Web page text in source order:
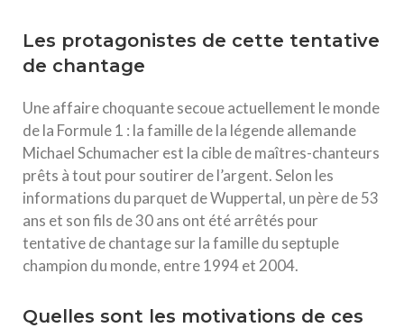
Les protagonistes de cette tentative
de chantage
Une affaire choquante secoue actuellement le monde
de la Formule 1 : la famille de la légende allemande
Michael Schumacher est la cible de maîtres-chanteurs
prêts à tout pour soutirer de l’argent. Selon les
informations du parquet de Wuppertal, un père de 53
ans et son fils de 30 ans ont été arrêtés pour
tentative de chantage sur la famille du septuple
champion du monde, entre 1994 et 2004.
Quelles sont les motivations de ces